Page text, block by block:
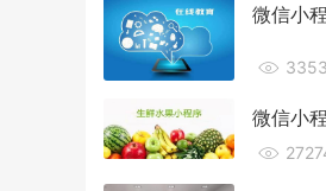
微信小
微信小